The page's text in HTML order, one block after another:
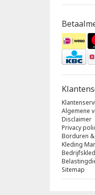
Algemene
Disclaimer
Privacy
Borduren
Kleding
Sitemap